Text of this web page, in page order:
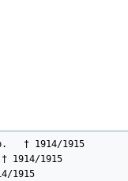
† 1914/1915
1914/1915
1915